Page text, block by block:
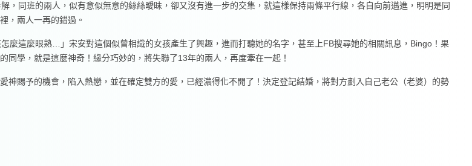
同班的兩人，似有意似無意的絲絲曖昧，卻又沒有進一步的交集，就這樣保持兩條平行線，各自向前邁進，明明是同
，兩人一再的錯過。
麼這麼眼熟…」宋安對這個似曾相識的女孩產生了興趣，進而打聽她的名字，甚至上FB搜尋她的相關訊息，Bingo！果
學，就是這麼神奇！緣分巧妙的，將失聯了13年的兩人，再度牽在一起！
賜予的機會，陷入熱戀，並在確定雙方的愛，已經濃得化不開了！決定登記結婚，將對方劃入自己老公（老婆）的勢